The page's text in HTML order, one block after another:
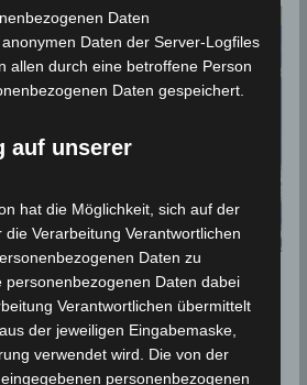
18.07.2019, 7
Daten
Daten der Server-Logfiles
allen durch eine betroffene Person
Daten gespeichert.
auf unserer
hat die Möglichkeit, sich auf der
Verarbeitung Verantwortlichen
Daten zu
personenbezogenen Daten dabei
Verantwortlichen übermittelt
der jeweiligen Eingabemaske,
verwendet wird. Die von der
personenbezogenen